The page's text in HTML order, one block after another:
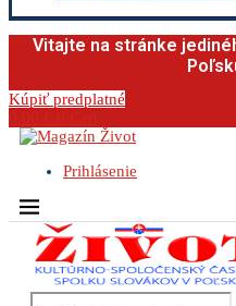
Vitajte na stránke
Kúpiť predplatné
Prihlásenie